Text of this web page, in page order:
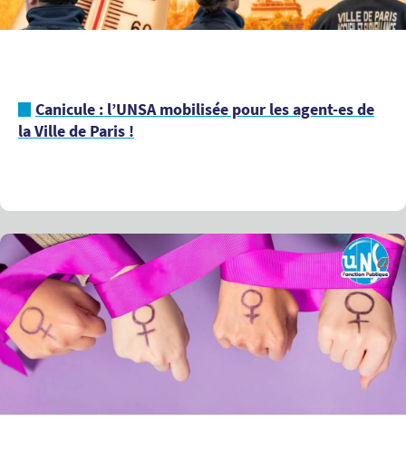
Canicule : l’UNSA mobilisée pour les agent-es de
la Ville de Paris !